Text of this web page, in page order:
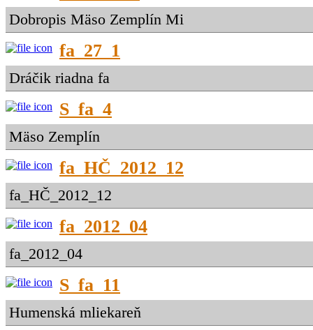
Dobropis Mäso Zemplín Mi
fa_27_1
Dráčik riadna fa
S_fa_4
Mäso Zemplín
fa_HČ_2012_12
fa_HČ_2012_12
fa_2012_04
fa_2012_04
S_fa_11
Humenská mliekareň